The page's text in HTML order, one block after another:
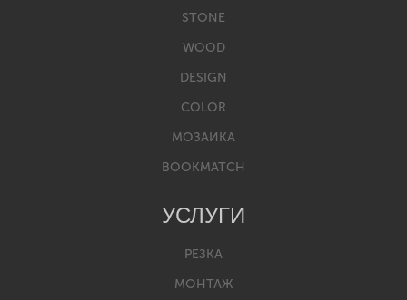
STONE
WOOD
DESIGN
COLOR
МОЗАИКА
BOOKMATCH
УСЛУГИ
РЕЗКА
МОНТАЖ